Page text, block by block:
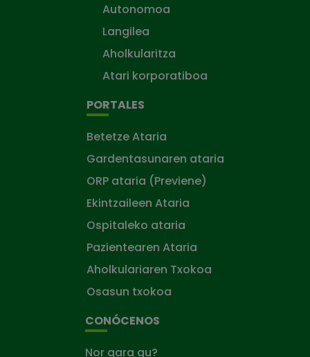
Autonomoa
Langilea
Aholkularitza
Atari korporatiboa
PORTALES
Betetze Ataria
Gardentasunaren ataria
ORP ataria (Previene)
Ekintzaileen Ataria
Ospitaleko ataria
Pazientearen Ataria
Aholkulariaren Txokoa
Osasun txokoa
CONÓCENOS
Nor gara gu?